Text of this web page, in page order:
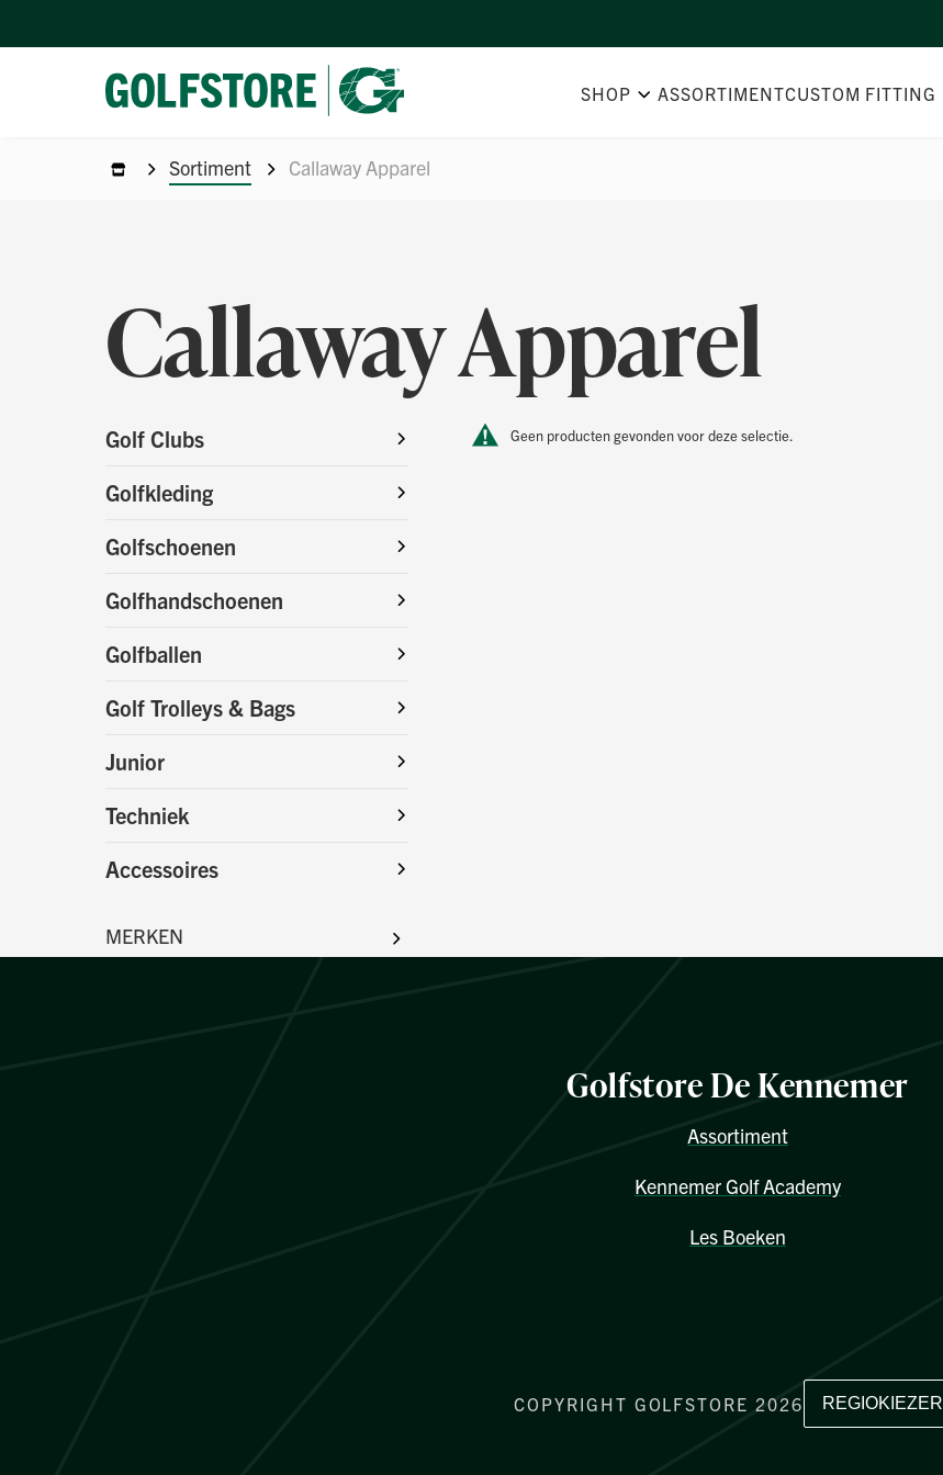
SHOP ASSORTIMENTCUSTOM FITTING
Sortiment Callaway Apparel
Callaway Apparel
Geen producten gevonden voor deze selectie.
Golf Clubs
Golfkleding
Golfschoenen
Golfhandschoenen
Golfballen
Golf Trolleys & Bags
Junior
Techniek
Accessoires
Golfstore De Kennemer
Assortiment
Kennemer Golf Academy
Les Boeken
COPYRIGHT GOLFSTORE 2026 REGIOKIEZER